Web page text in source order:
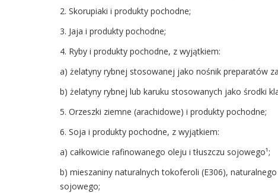
2. Skorupiaki i produkty pochodne;
3. Jaja i produkty pochodne;
4. Ryby i produkty pochodne, z wyjątkiem:
a) żelatyny rybnej stosowanej jako nośnik preparatów
b) żelatyny rybnej lub karuku stosowanych jako środki
5. Orzeszki ziemne (arachidowe) i produkty pochodne;
6. Soja i produkty pochodne, z wyjątkiem:
a) całkowicie rafinowanego oleju i tłuszczu sojowego¹;
b) mieszaniny naturalnych tokoferoli (E306),
sojowego;